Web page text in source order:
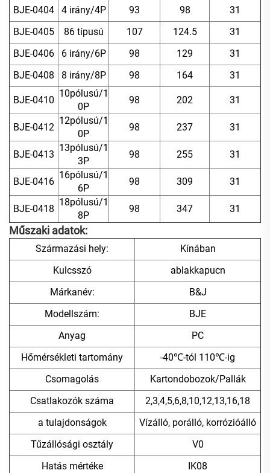
BJE-0404
4 irány/4P 93 98
31
BJE-0405
86 típusú 107 124.5
31
BJE-0406
6 irány/6P 98 129
31
BJE-0408
8 irány/8P 98 164 31
BJE-0410
10pólusú/1
0P
98 202 31
BJE-0412
12pólusú/1
0P
98 237 31
BJE-0413
13pólusú/1
3P
98 255 31
BJE-0416
16pólusú/1
6P
98 309 31
BJE-0418
18pólusú/1
8P
98 347 31
Műszaki adatok:
Származási hely:
Kínában
Kulcsszó
ablakkapucn
Márkanév:
B&J
Modellszám:
BJE
Anyag
PC
Hőmérsékleti tartomány
-40℃-tól 110℃-ig
Csomagolás
Kartondobozok/Pallák
Csatlakozók száma
2,3,4,5,6,8,10,12,13,16,18
a tulajdonságok
Vízálló, porálló, korrózióálló
Tűzállósági osztály
V0
Hatás mértéke
IK08